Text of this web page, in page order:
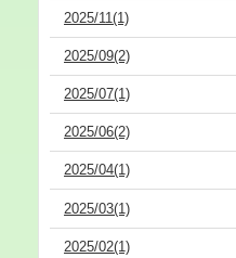
2025/11(1)
2025/09(2)
2025/07(1)
2025/06(2)
2025/04(1)
2025/03(1)
2025/02(1)